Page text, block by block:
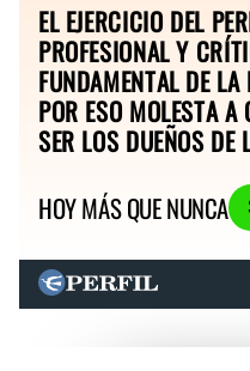
EL EJERCICIO DEL
PROFESIONAL Y
FUNDAMENTAL DE
POR ESO MOLESTA A
SER LOS DUEÑOS DE
HOY MÁS QUE NUNCA